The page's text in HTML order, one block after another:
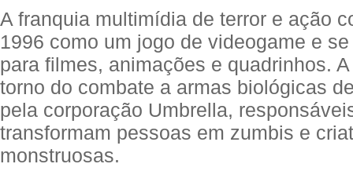
A franquia multimídia de terror e ação
1996 como um jogo de videogame e
para filmes, animações e quadrinhos.
torno do combate a armas biológicas
pela corporação Umbrella,
transformam pessoas em zumbis e
monstruosas.